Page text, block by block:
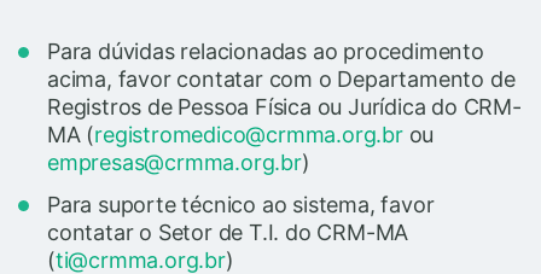
Para dúvidas relacionadas ao procedimento
acima, favor contatar com o Departamento de
Registros de Pessoa Física ou Jurídica do CRM-
MA (registromedico@crmma.org.brou
empresas@crmma.org.br)
Para suporte técnico ao sistema, favor
contatar o Setor de T.I. do CRM-MA
(ti@crmma.org.br)